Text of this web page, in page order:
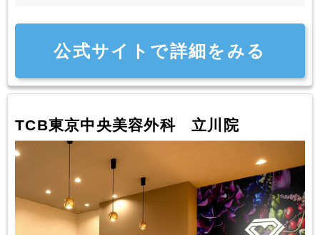
公式サイトで詳細をみる
TCB東京中央美容外科 立川院